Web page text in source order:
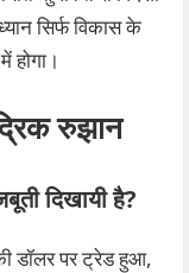
सिर्फ विकास के
होगा।
रुझान
दिखायी है?
डॉलर पर ट्रेड हुआ,